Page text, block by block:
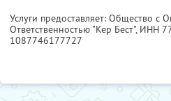
Услуги предоставляет: Общество с
Ответственностью "Кер Бест", ИНН
1087746177727